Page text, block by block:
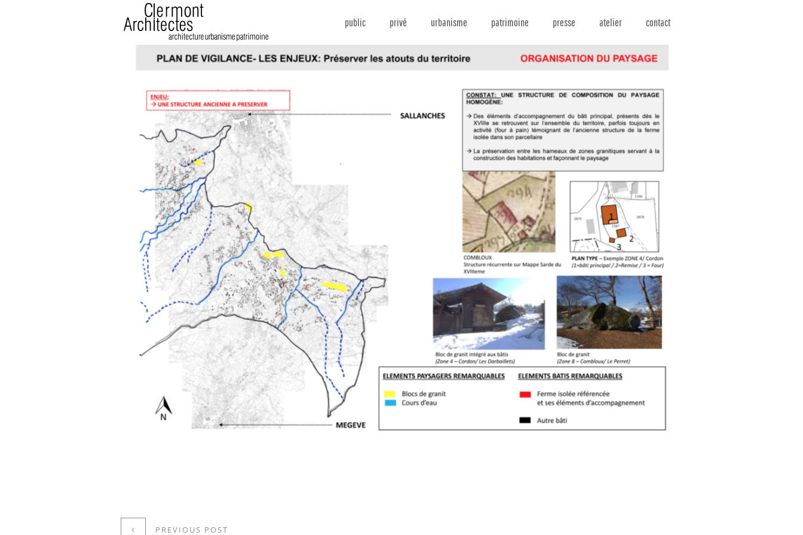
public privé urbanisme patrimoine presse atelier contact
PREVIOUS POST